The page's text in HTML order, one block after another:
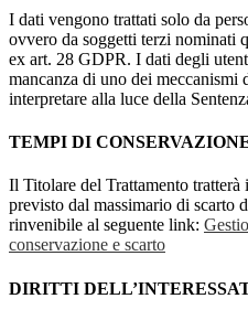
I dati vengono trattati solo da
ovvero da soggetti terzi nominati
ex art. 28 GDPR. I dati degli
mancanza di uno dei
interpretare alla luce della
TEMPI DI
Il Titolare del Trattamento
previsto dal massimario di scarto
rinvenibile al seguente link:
conservazione e scarto
DIRITTI